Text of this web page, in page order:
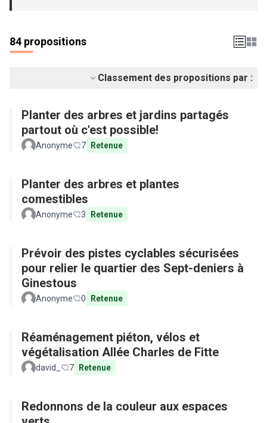
84 propositions
Classement des propositions par :
Planter des arbres et jardins partagés
partout où c'est possible!
Anonyme 7 Retenue
Planter des arbres et plantes
comestibles
Anonyme 3 Retenue
Prévoir des pistes cyclables sécurisées
pour relier le quartier des Sept-deniers à
Ginestous
Anonyme 0 Retenue
Réaménagement piéton, vélos et
végétalisation Allée Charles de Fitte
david_ 7 Retenue
Redonnons de la couleur aux espaces